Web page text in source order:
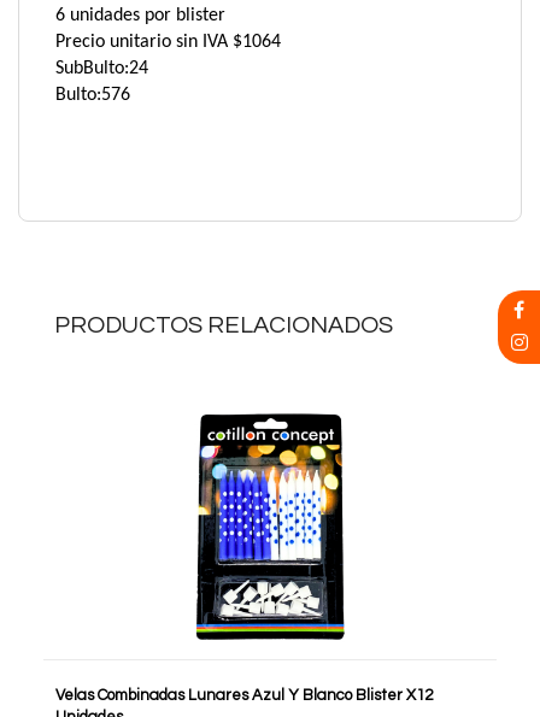
6 unidades por blister
Precio unitario sin IVA $1064
SubBulto:24
Bulto:576
PRODUCTOS RELACIONADOS
Velas Combinadas Lunares Azul Y Blanco Blister X12